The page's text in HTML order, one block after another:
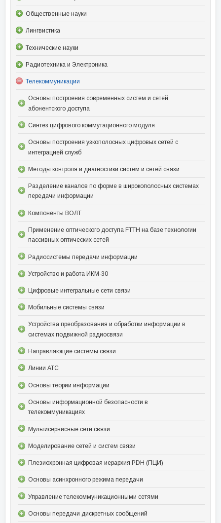
Общественные науки
Лингвистика
Технические науки
Радиотехника и Электроника
Телекоммуникации
Основы построения современных систем и сетей
абонентского доступа
Синтез цифрового коммутационного модуля
Основы построения узкополосных цифровых сетей с
интеграцией служб
Методы контроля и диагностики систем и сетей связи
Разделение каналов по форме в широкополосных системах
передачи информации
Компоненты ВОЛТ
Применение оптического доступа FTTH на базе технологии
пассивных оптических сетей
Радиосистемы передачи информации
Устройство и работа ИКМ-30
Цифровые интегральные сети связи
Мобильные системы связи
Устройства преобразования и обработки информации в
системах подвижной радиосвязи
Направляющие системы связи
Линии АТС
Основы теории информации
Основы информационной безопасности в
телекоммуникациях
Мультисервисные сети связи
Моделирование сетей и систем связи
Плезиохронная цифровая иерархия PDH (ПЦИ)
Основы асинхронного режима передачи
Управление телекоммуникационными сетями
Основы передачи дискретных сообщений